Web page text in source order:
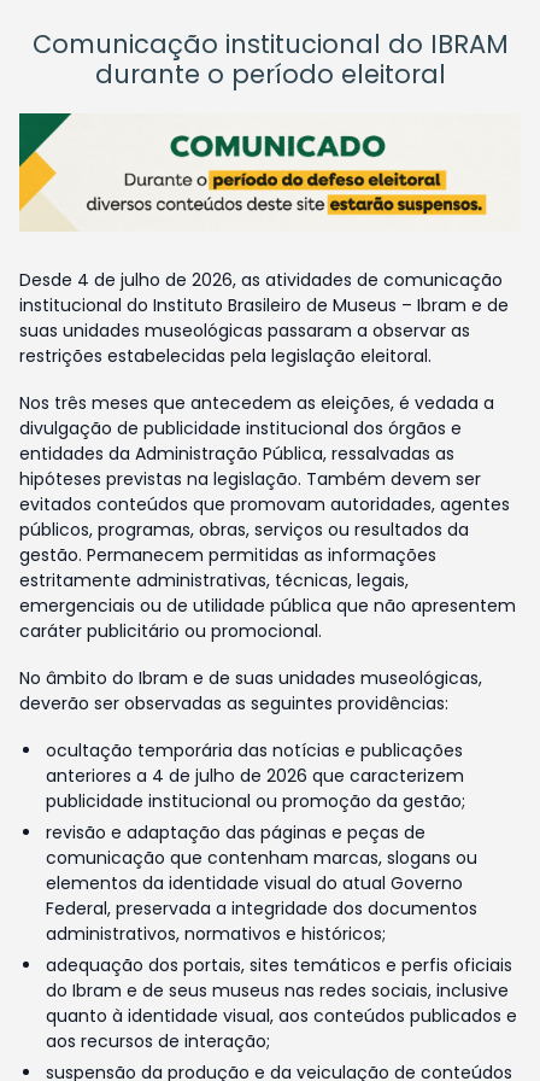
Comunicação institucional do IBRAM
durante o período eleitoral
Desde 4 de julho de 2026, as atividades de comunicação
institucional do Instituto Brasileiro de Museus – Ibram e de
suas unidades museológicas passaram a observar as
restrições estabelecidas pela legislação eleitoral.
Nos três meses que antecedem as eleições, é vedada a
divulgação de publicidade institucional dos órgãos e
entidades da Administração Pública, ressalvadas as
hipóteses previstas na legislação. Também devem ser
evitados conteúdos que promovam autoridades, agentes
públicos, programas, obras, serviços ou resultados da
gestão. Permanecem permitidas as informações
estritamente administrativas, técnicas, legais,
emergenciais ou de utilidade pública que não apresentem
caráter publicitário ou promocional.
No âmbito do Ibram e de suas unidades museológicas,
deverão ser observadas as seguintes providências:
ocultação temporária das notícias e publicações
anteriores a 4 de julho de 2026 que caracterizem
publicidade institucional ou promoção da gestão;
revisão e adaptação das páginas e peças de
comunicação que contenham marcas, slogans ou
elementos da identidade visual do atual Governo
Federal, preservada a integridade dos documentos
administrativos, normativos e históricos;
adequação dos portais, sites temáticos e perfis oficiais
do Ibram e de seus museus nas redes sociais, inclusive
quanto à identidade visual, aos conteúdos publicados e
aos recursos de interação;
suspensão da produção e da veiculação de conteúdos